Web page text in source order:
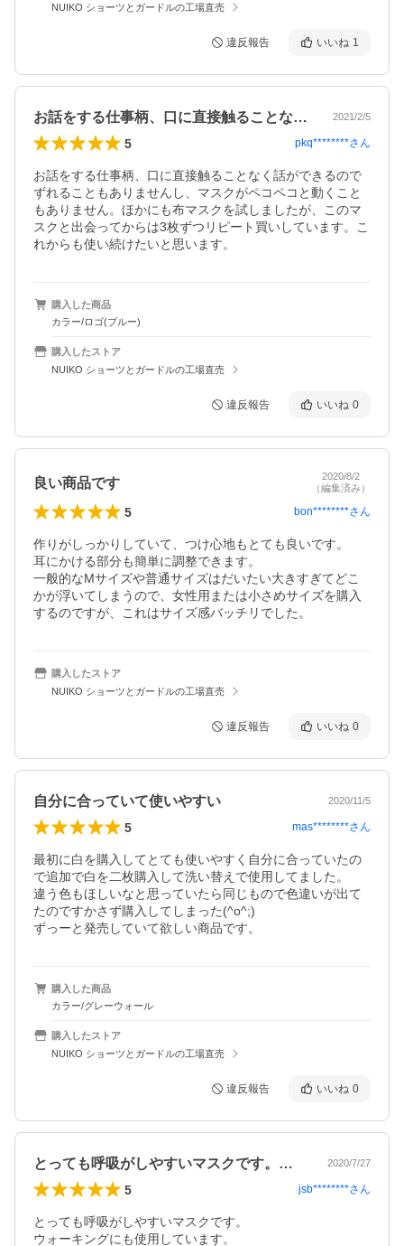
NUIKO ショーツとガードルの工場直売
違反報告 いいね 1
お話をする仕事柄、口に直接触ることなく… 2021/2/5
5 pkq********さん
お話をする仕事柄、口に直接触ることなく話ができるので
ずれることもありませんし、マスクがペコペコと動くこと
もありません。ほかにも布マスクを試しましたが、このマ
スクと出会ってからは3枚ずつリピート買いしています。こ
れからも使い続けたいと思います。
購入した商品
カラー/ロゴ(ブルー)
購入したストア
NUIKO ショーツとガードルの工場直売
違反報告 いいね 0
良い商品です
2020/8/2
（編集済み）
5 bon********さん
作りがしっかりしていて、つけ心地もとても良いです。
耳にかける部分も簡単に調整できます。
一般的なMサイズや普通サイズはだいたい大きすぎてどこ
かが浮いてしまうので、女性用または小さめサイズを購入
するのですが、これはサイズ感バッチリでした。
購入したストア
NUIKO ショーツとガードルの工場直売
違反報告 いいね 0
自分に合っていて使いやすい 2020/11/5
5 mas********さん
最初に白を購入してとても使いやすく自分に合っていたの
で追加で白を二枚購入して洗い替えで使用してました。
違う色もほしいなと思っていたら同じもので色違いが出て
たのですかさず購入してしまった(^o^;)
ずっーと発売していて欲しい商品です。
購入した商品
カラー/グレーウォール
購入したストア
NUIKO ショーツとガードルの工場直売
違反報告 いいね 0
とっても呼吸がしやすいマスクです。ウォ… 2020/7/27
5 jsb********さん
とっても呼吸がしやすいマスクです。
ウォーキングにも使用しています。